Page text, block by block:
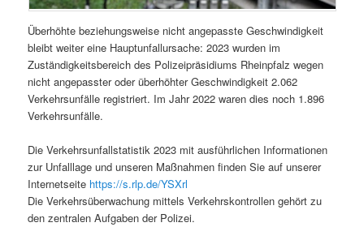
Überhöhte beziehungsweise nicht angepasste Geschwindigkeit
bleibt weiter eine Hauptunfallursache: 2023 wurden im
Zuständigkeitsbereich des Polizeipräsidiums Rheinpfalz wegen
nicht angepasster oder überhöhter Geschwindigkeit 2.062
Verkehrsunfälle registriert. Im Jahr 2022 waren dies noch 1.896
Verkehrsunfälle.
Die Verkehrsunfallstatistik 2023 mit ausführlichen Informationen
zur Unfalllage und unseren Maßnahmen finden Sie auf unserer
Internetseite https://s.rlp.de/YSXrl
Die Verkehrsüberwachung mittels Verkehrskontrollen gehört zu
den zentralen Aufgaben der Polizei.